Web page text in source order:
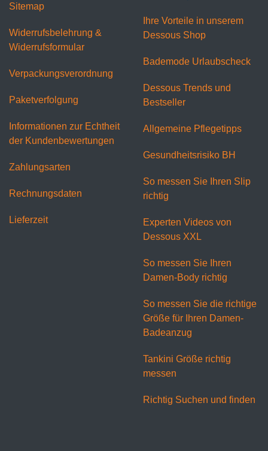
Sitemap
Widerrufsbelehrung &
Widerrufsformular
Verpackungsverordnung
Paketverfolgung
Informationen zur Echtheit
der Kundenbewertungen
Zahlungsarten
Rechnungsdaten
Lieferzeit
Ihre Vorteile in unserem
Dessous Shop
Bademode Urlaubscheck
Dessous Trends und
Bestseller
Allgemeine Pflegetipps
Gesundheitsrisiko BH
So messen Sie Ihren Slip
richtig
Experten Videos von
Dessous XXL
So messen Sie Ihren
Damen-Body richtig
So messen Sie die richtige
Größe für Ihren Damen-
Badeanzug
Tankini Größe richtig
messen
Richtig Suchen und finden